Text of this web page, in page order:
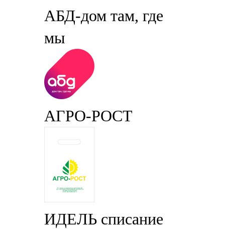
АБД-дом там, где
мы
АГРО-РОСТ
ИДЕЛЬ списание